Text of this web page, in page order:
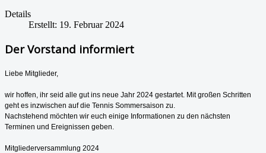
Details
Erstellt: 19. Februar 2024
Der Vorstand informiert
Liebe Mitglieder,
wir hoffen, ihr seid alle gut ins neue Jahr 2024 gestartet. Mit großen Schritten
geht es inzwischen auf die Tennis Sommersaison zu.
Nachstehend möchten wir euch einige Informationen zu den nächsten
Terminen und Ereignissen geben.
Mitgliederversammlung 2024